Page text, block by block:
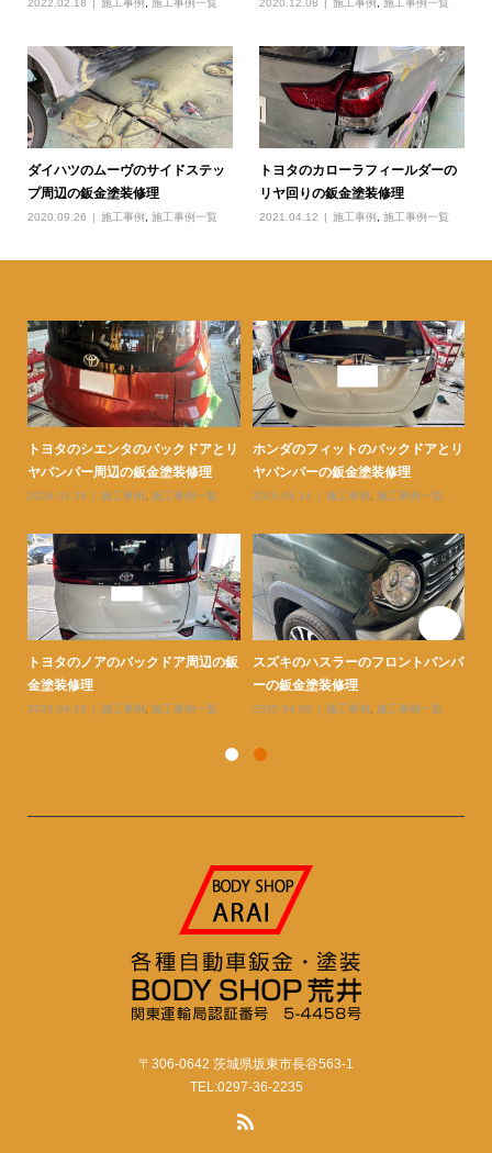
ダイハツのムーヴのサイドステッ
プ周辺の鈑金塗装修理
2020.09.26 施工事例 施工事例一覧
トヨタのカローラフィールダーの
リヤ回りの鈑金塗装修理
2021.04.12 施工事例 ,施工事例一覧
トヨタのレクサスのフロントフェン
ダーの鈑金塗装修理
2026.03.19 施工事例 施工事例一覧
トヨタのヴォクシーの右リヤフェン
ダーの鈑金塗装修理
2026.03.13 施工事例 施工事例一覧
トヨタのシエンタの右リヤクォータ
ーとリヤドアと足周りの鈑金塗...
2026.02.26 施工事例 , 施工事例一覧
トヨタのアクアの右フロントフェン
ダーとバンパーとボンネットの...
2026.02.26 施工事例 , 施工事例一覧
〒306-0642 茨城県坂東市長谷563-1
TEL:0297-36-2235